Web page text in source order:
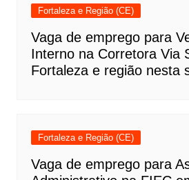
Fortaleza e Região (CE)
Vaga de emprego para
Interno na Corretora Via
Fortaleza e região nesta
Fortaleza e Região (CE)
Vaga de emprego para